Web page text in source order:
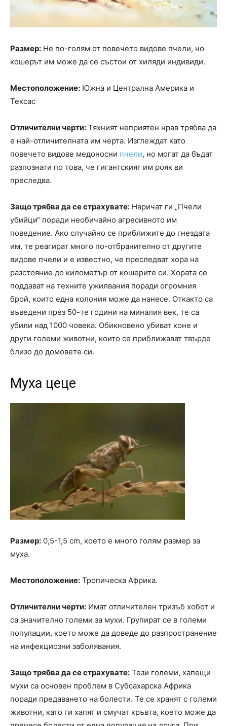
Размер: Не по-голям от повечето видове пчели, но
кошерът им може да се състои от хиляди индивиди.
Местоположение: Южна и Централна Америка и
Тексас
Отличителни черти: Тяхният неприятен нрав трябва да
е най-отличителната им черта. Изглеждат като
повечето видове медоносни пчели, но могат да бъдат
разпознати по това, че гигантският им рояк ви
преследва.
Защо трябва да се страхувате: Наричат ​​ги „Пчели
убийци“ поради необичайно агресивното им
поведение. Ако случайно се приближите до гнездата
им, те реагират много по-отбранително от другите
видове пчели и е известно, че преследват хора на
разстояние до километър от кошерите си. Хората се
поддават на техните ужилвания поради огромния
брой, които една колония може да нанесе. Откакто са
въведени през 50-те години на миналия век, те са
убили над 1000 човека. Обикновено убиват коне и
други големи животни, които се приближават твърде
близо до домовете си.
Муха цеце
Размер: 0,5-1,5 cm, което е много голям размер за
муха.
Местоположение: Тропическа Африка.
Отличителни черти: Имат отличителен тризъб хобот и
са значително големи за мухи. Групират се в големи
популации, което може да доведе до разпространение
на инфекциозни заболявания.
Защо трябва да се страхувате: Тези големи, хапещи
мухи са основен проблем в Субсахарска Африка
поради предаването на болести. Те се хранят с големи
животни, като ги хапят и смучат кръвта, което може да